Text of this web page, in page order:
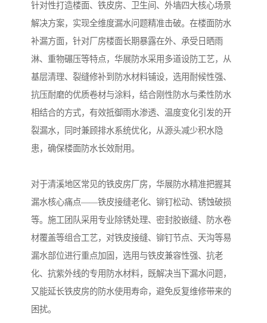
针对性打造楼面、铁皮房、卫生间、外墙四大核心场景
解决方案，实现全维度漏水问题精准击破。在楼面防水
补漏方面，针对厂房楼面长期暴露在外、承受日晒雨
淋、重物碾压等特点，华展防水采用多道设防工艺，从
基层清理、裂缝修补到防水材料铺设，选用耐候性强、
抗压耐磨的优质卷材与涂料，结合刚性防水与柔性防水
相结合的方式，有效抵御雨水渗透、温度变化引发的开
裂漏水，同时兼顾排水系统优化，从源头减少积水隐
患，确保楼面防水长效耐用。
对于清溪地区常见的铁皮房厂房，华展防水精准把握其
漏水核心痛点——铁皮接缝老化、铆钉松动、锈蚀破损
等。施工团队采用专业除锈处理、密封胶嵌缝、防水卷
材覆盖等组合工艺，对铁皮接缝、铆钉节点、天沟等易
漏水部位进行重点加固，选用与铁皮兼容性强、抗老
化、抗紫外线的专用防水材料，既解决当下漏水问题，
又能延长铁皮房的防水使用寿命，避免反复维修带来的
困扰。